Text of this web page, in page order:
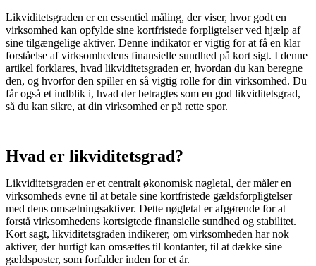
Likviditetsgraden er en essentiel måling, der viser, hvor godt en
virksomhed kan opfylde sine kortfristede forpligtelser ved hjælp af
sine tilgængelige aktiver. Denne indikator er vigtig for at få en klar
forståelse af virksomhedens finansielle sundhed på kort sigt. I denne
artikel forklares, hvad likviditetsgraden er, hvordan du kan beregne
den, og hvorfor den spiller en så vigtig rolle for din virksomhed. Du
får også et indblik i, hvad der betragtes som en god likviditetsgrad,
så du kan sikre, at din virksomhed er på rette spor.
Hvad er likviditetsgrad?
Likviditetsgraden er et centralt økonomisk nøgletal, der måler en
virksomheds evne til at betale sine kortfristede gældsforpligtelser
med dens omsætningsaktiver. Dette nøgletal er afgørende for at
forstå virksomhedens kortsigtede finansielle sundhed og stabilitet.
Kort sagt, likviditetsgraden indikerer, om virksomheden har nok
aktiver, der hurtigt kan omsættes til kontanter, til at dække sine
gældsposter, som forfalder inden for et år.